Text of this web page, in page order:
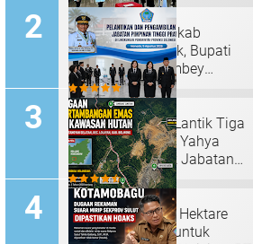
117 Pejabat Pemkab
Minahasa Dilantik, Bupati
Robby Dondokambey
Tekankan Integritas dan
Pelayanan Publik
Gubernur Yulius Lantik Tiga
Pejabat Eselon II, Yahya
Rondonuwu Naik Jabatan
Pimpin Dinas Pendidikan
Sulut
Diduga Garap 80 Hektare
Kawasan Hutan untuk